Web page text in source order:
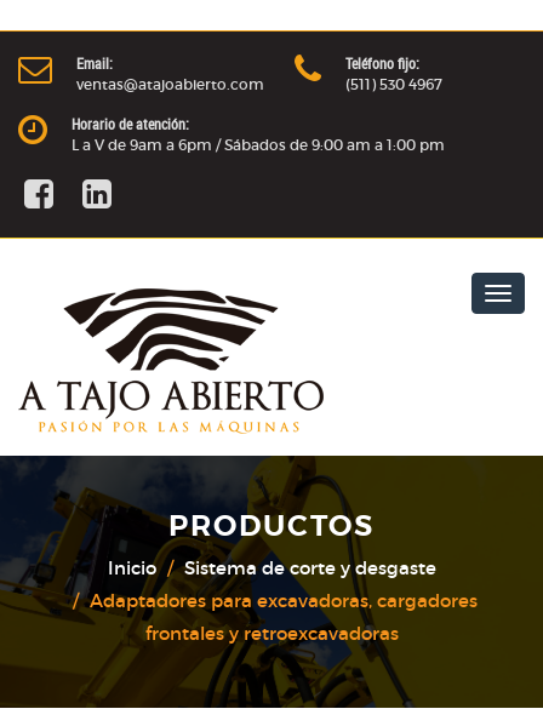
Email:
ventas@atajoabierto.com
Teléfono fijo:
(511) 530 4967
Horario de atención:
L a V de 9am a 6pm / Sábados de 9:00 am a 1:00 pm
PRODUCTOS
Inicio
Sistema de corte y desgaste
Adaptadores para excavadoras, cargadores
frontales y retroexcavadoras